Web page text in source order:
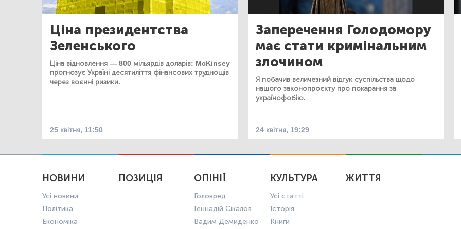
Ціна президентства
Зеленського
Ціна відновлення — 800 мільярдів доларів: McKinsey
прогнозує Україні десятиліття фінансових труднощів
через воєнні ризики.
25 квітня, 11:50
Заперечення Голодомору
має стати кримінальним
злочином
Я побачив величезний відгук суспільства щодо
нашого законопроєкту про покарання за
українофобію.
24 квітня, 19:29
НОВИНИ
Усі новини
Політика
Економіка
ПОЗИЦІЯ ОПІНІЇ
Головред
Геннадій Сікалов
Вадим Демиденко
КУЛЬТУРА
Усі статті
Історія
Книги
ЖИТТЯ